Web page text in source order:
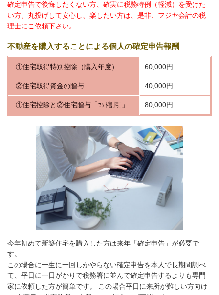
確定申告で後悔したくない方、確実に税務特例（軽減）を受けた
い方、丸投げして安心し、楽したい方は、是非、フジヤ会計の税
理士にご依頼下さい。
不動産を購入することによる個人の確定申告報酬
①住宅取得特別控除（購入年度） 60,000円
②住宅取得資金の贈与 40,000円
①住宅控除と②住宅贈与「ｾｯﾄ割引」 80,000円
今年初めて新築住宅を購入した方は来年「確定申告」が必要で
す。
この場合に一生に一回しかやらない確定申告を本人で長期間調べ
て、平日に一日がかりで税務署に並んで確定申告するよりも専門
家に依頼した方が簡単です。 この場合平日に来所が難しい方向け